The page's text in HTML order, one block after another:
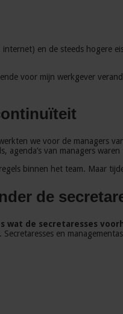
en de steeds
voor mijn werkgever
we voor de managers
van managers
binnen het team. Maar
de
wat de secretaresses
en